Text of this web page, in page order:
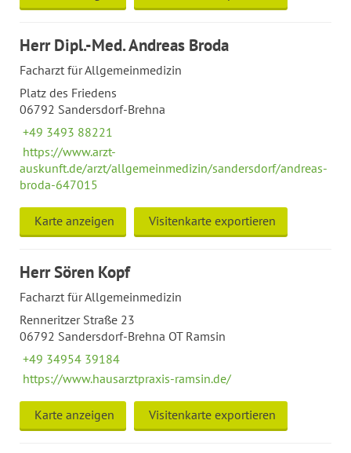
Herr Dipl.-Med. Andreas Broda
Facharzt für Allgemeinmedizin
Platz des Friedens
06792 Sandersdorf-Brehna
+49 3493 88221
https://www.arzt-
auskunft.de/arzt/allgemeinmedizin/sandersdorf/andreas-
broda-647015
Karte anzeigen Visitenkarte exportieren
Herr Sören Kopf
Facharzt für Allgemeinmedizin
Renneritzer Straße 23
06792 Sandersdorf-Brehna OT Ramsin
+49 34954 39184
https://www.hausarztpraxis-ramsin.de/
Karte anzeigen Visitenkarte exportieren